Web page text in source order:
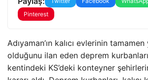
Pinterest
Adıyaman’ın kalıcı evlerinin
olduğunu ilan eden deprem
kentindeki KS’deki konteyner